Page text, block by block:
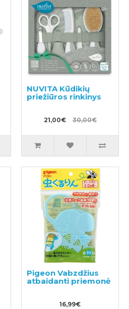
NUVITA Kūdikių
priežiūros rinkinys
21,00€ 30,00€
Pigeon Vabzdžius
atbaidanti priemonė
16,99€